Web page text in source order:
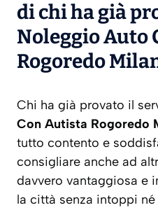
di chi ha già
Noleggio Auto
Rogoredo
Chi ha già provato il
Con Autista Rogoredo
tutto contento e
consigliare anche ad
davvero vantaggiosa e
la città senza intoppi